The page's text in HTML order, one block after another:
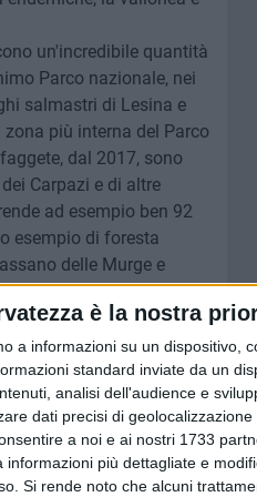
è la nostra
a informazioni su un dispositivo,
standard inviate da un
analisi dell'audience e
dati precisi di
a noi e ai nostri 1733
più dettagliate e
Si rende noto che alcuni
un'incredibile quantità
Parco nazionale, nei
salmastri di Lesina e
più interna del Parco
dal 2017, sono
Carpazi e di altre
ad esempio ben 92
esempio di foresta
delle Murge e
sono stati aggiunti
il Bosco dell'Incoronata,
roverelle secolari che è
prima delle
con danni
la Coldiretti
la scoperta del territorio